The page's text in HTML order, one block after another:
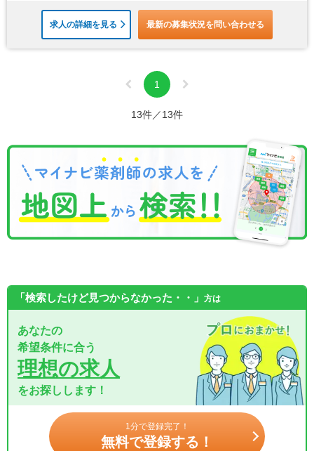
求人の詳細を見る 最新の募集状況を問い合わせる
1
13件／13件
「検索したけど見つからなかった・・」 方は
あなたの
希望条件に合う
理想の求人
をお探しします！
1分で登録完了！
無料で登録する！